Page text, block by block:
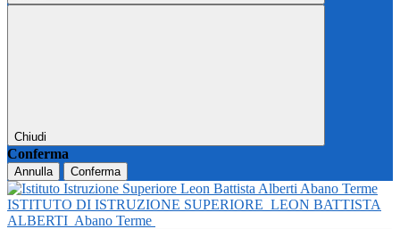
Chiudi
Conferma
Annulla Conferma
ISTITUTO DI ISTRUZIONE SUPERIORE LEON BATTISTA
ALBERTI Abano Terme